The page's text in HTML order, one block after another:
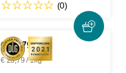
(0)
€ 23,79
€ 23,79 / 1kg